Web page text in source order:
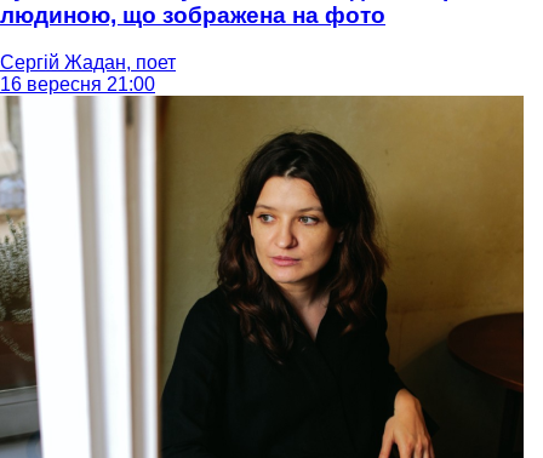
людиною, що зображена на фото
Сергій Жадан, поет
16 вересня 21:00